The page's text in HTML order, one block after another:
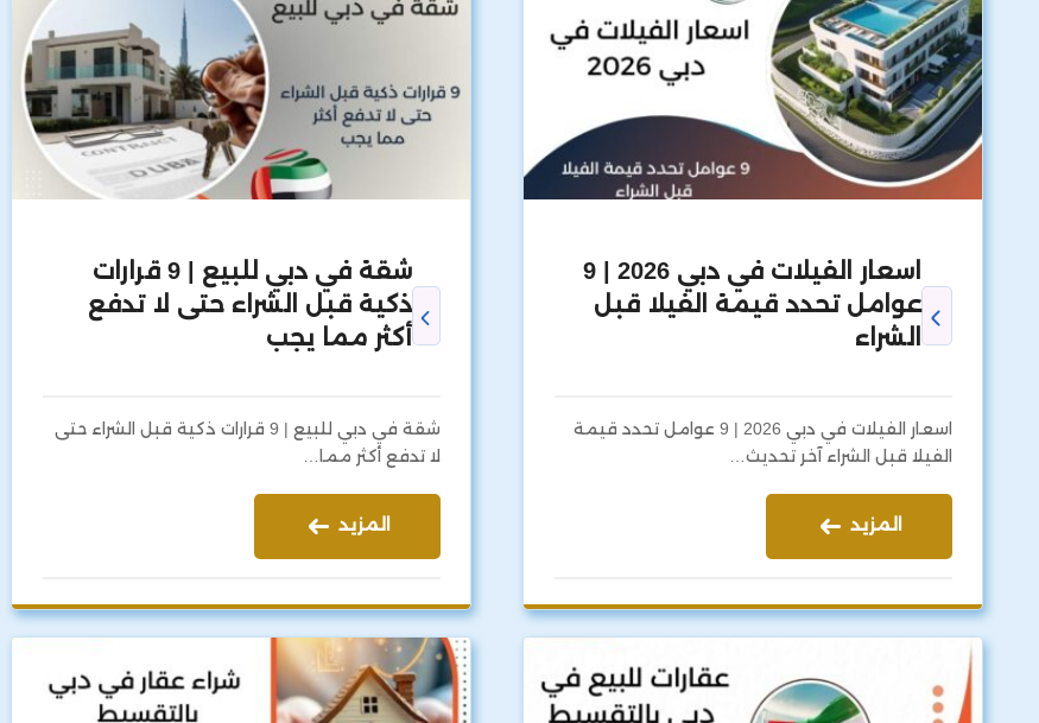
اسعار الفيلات في دبي 2026 | 9
عوامل تحدد قيمة الفيلا قبل
الشراء
اسعار الفيلات في دبي 2026 | 9 عوامل تحدد قيمة
الفيلا قبل الشراء آخر تحديث…
المزيد
شقة في دبي للبيع | 9 قرارات
ذكية قبل الشراء حتى لا تدفع
أكثر مما يجب
شقة في دبي للبيع | 9 قرارات ذكية قبل الشراء حتى
لا تدفع أكثر مما…
المزيد